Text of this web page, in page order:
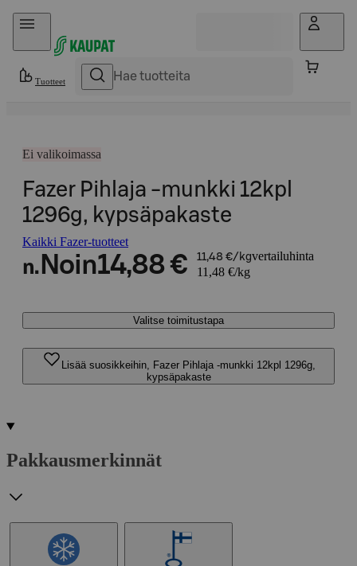
Hyppää sisältöön
Tuotteet
Ei valikoimassa
Fazer Pihlaja -munkki 12kpl
1296g, kypsäpakaste
Kaikki Fazer-tuotteet
n. Noin14,88 € 11,48 €/kgvertailuhinta
11,48 €/kg
Valitse toimitustapa
Lisää suosikkeihin, Fazer Pihlaja -munkki 12kpl 1296g,
kypsäpakaste
Pakkausmerkinnät